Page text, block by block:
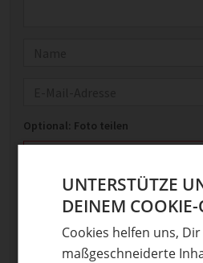
Optional: Foto teilen
Keine Datei ausgewählt
Maximale Dateigröße: 8 MB.
UNTERSTÜTZE
DEINEM COOKIE-
Cookies helfen uns, Dir
maßgeschneiderte